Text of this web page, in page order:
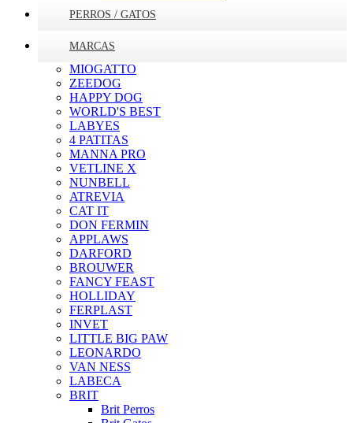
PERROS / GATOS
MARCAS
MIOGATTO
ZEEDOG
HAPPY DOG
WORLD'S BEST
LABYES
4 PATITAS
MANNA PRO
VETLINE X
NUNBELL
ATREVIA
CAT IT
DON FERMIN
APPLAWS
DARFORD
BROUWER
FANCY FEAST
HOLLIDAY
FERPLAST
INVET
LITTLE BIG PAW
LEONARDO
VAN NESS
LABECA
BRIT
Brit Perros